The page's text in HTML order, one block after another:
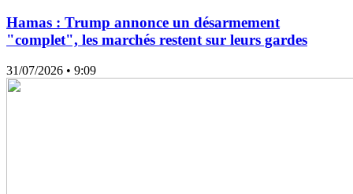
Hamas : Trump annonce un désarmement
"complet", les marchés restent sur leurs gardes
31/07/2026 • 9:09